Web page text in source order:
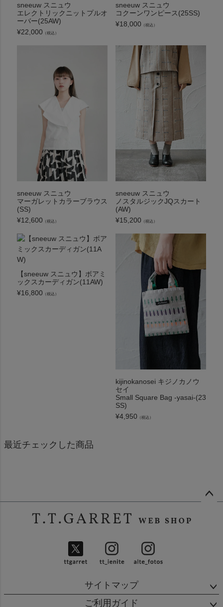
sneeuw スニュウ
エレクトリックニットプルオ
ーバー(25AW)
¥22,000 （税込）
sneeuw スニュウ
コクーンワンピース(25SS)
¥18,000 （税込）
sneeuw スニュウ
マーガレットカラーブラウス
(SS)
¥12,600 （税込）
sneeuw スニュウ
ノスタルジックJQスカート
(AW)
¥15,200 （税込）
【sneeuw スニュウ】ボアミ
ックスカーディガン(11AW)
¥16,800 （税込）
kijinokanosei キジノカノウ
セイ
Small Square Bag -yasai-(23
SS)
¥4,950 （税込）
最近チェックした商品
サイトマップ
ご利用ガイド